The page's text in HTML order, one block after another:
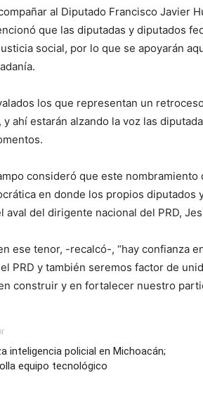
al Diputado Francisco Javier
que las diputadas y diputados
social, por lo que se apoyarán
los que representan un
y ahí estarán alzando la voz las
consideró que este
en donde los propios diputados
aval del dirigente nacional del PRD,
ese tenor, -recalcó-, “hay confianza
PRD y también seremos factor de
construir y en fortalecer nuestro
inteligencia policial en Michoacán;
equipo tecnológico